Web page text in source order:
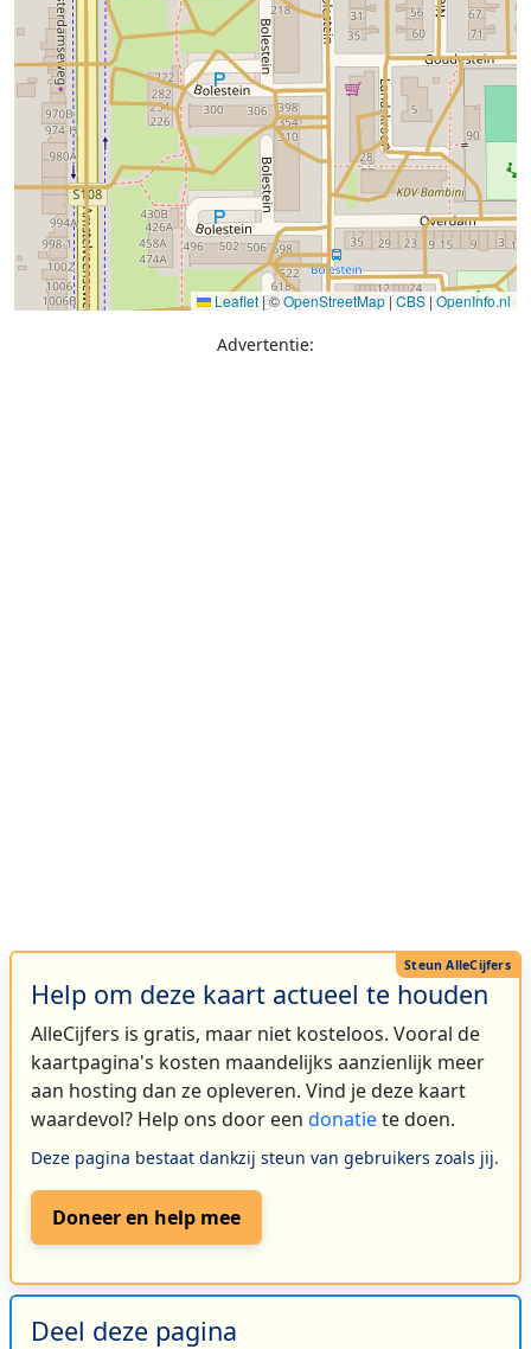
Leaflet |©OpenStreetMap | CBS | OpenInfo.nl
Advertentie:
Help om deze kaart actueel te houden
AlleCijfers is gratis, maar niet kosteloos. Vooral de
kaartpagina's kosten maandelijks aanzienlijk meer
aan hosting dan ze opleveren. Vind je deze kaart
waardevol? Help ons door een donatiete doen.
Deze pagina bestaat dankzij steun van gebruikers zoals jij.
Doneer en help mee
Deel deze pagina